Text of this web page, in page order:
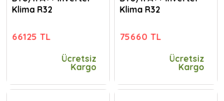
Klima R32
66125 TL
Ücretsiz
Kargo
Klima R32
75660 TL
Ücretsiz
Kargo